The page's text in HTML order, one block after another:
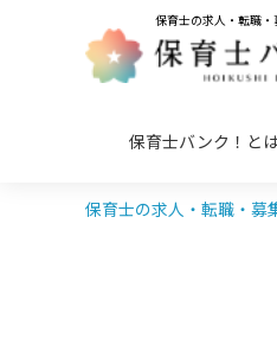
保育士の求人・転職・
保育士バンク！と
保育士の求人・転職・募